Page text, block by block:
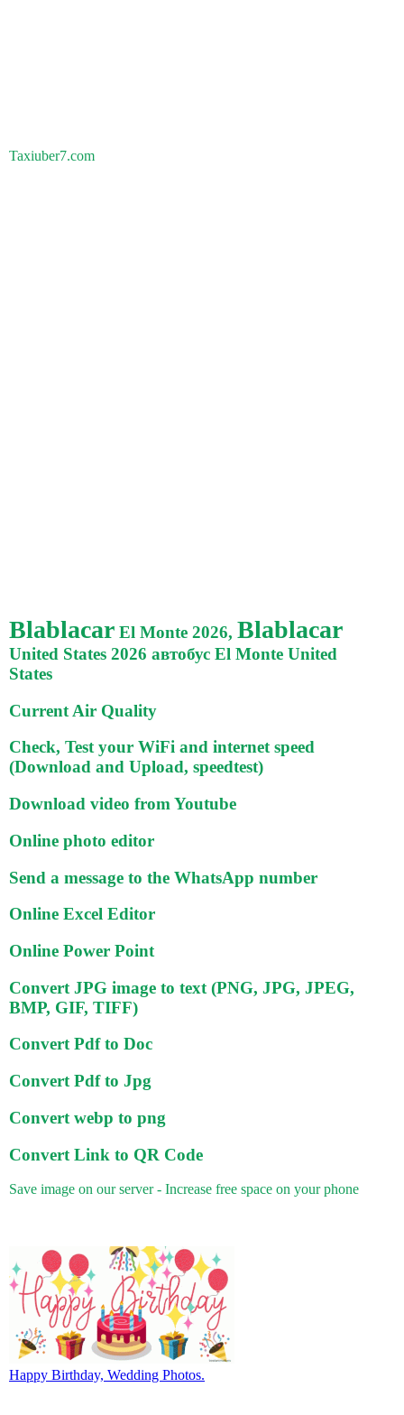
Taxiuber7.com
Blablacar El Monte 2026, Blablacar
United States 2026 автобус El Monte United
States
Current Air Quality
Check, Test your WiFi and internet speed
(Download and Upload, speedtest)
Download video from Youtube
Online photo editor
Send a message to the WhatsApp number
Online Excel Editor
Online Power Point
Convert JPG image to text (PNG, JPG, JPEG,
BMP, GIF, TIFF)
Convert Pdf to Doc
Convert Pdf to Jpg
Convert webp to png
Convert Link to QR Code
Save image on our server - Increase free space on your phone
Happy Birthday, Wedding Photos.